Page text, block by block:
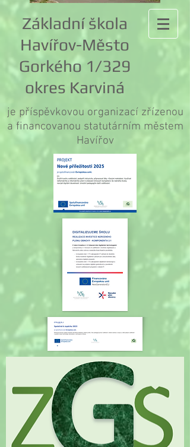
Základní škola
Havířov-Město
Gorkého 1/329
okres Karviná
je příspěvkovou organizací zřízenou
a financovanou statutárním městem
Havířov